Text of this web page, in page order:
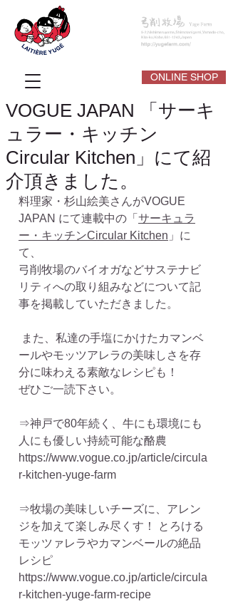
ONLINE SHOP
VOGUE JAPAN 「サーキ
ュラー・キッチン
Circular Kitchen」にて紹
介頂きました。
料理家・杉山絵美さんがVOGUE
JAPAN にて連載中の「 サーキュラ
ー・キッチンCircular Kitchen 」に
て、
弓削牧場のバイオガなどサステナビ
リティへの取り組みなどについて記
事を掲載していただきました。
ールやモッツアレラの美味しさを存
分に味わえる素敵なレシピも！
ぜひご一読下さい。
⇒神戸で80年続く、牛にも環境にも
人にも優しい持続可能な酪農
https://www.vogue.co.jp/article/circula
r-kitchen-yuge-farm
⇒牧場の美味しいチーズに、アレン
ジを加えて楽しみ尽くす！ とろける
モッツァレラやカマンベールの絶品
レシピ
https://www.vogue.co.jp/article/circula
r-kitchen-yuge-farm-recipe